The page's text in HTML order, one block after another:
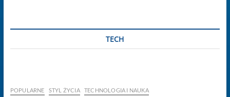
TECH
POPULARNE STYL ŻYCIA TECHNOLOGIA I NAUKA